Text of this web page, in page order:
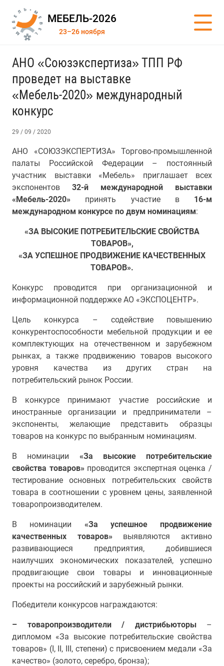
МЕБЕЛЬ-2026
23–26 ноября
АНО «Союзэкспертиза» ТПП РФ
проведет на выставке
«Мебель-2020» международный
конкурс
29 / 09 / 2020
АНО «СОЮЗЭКСПЕРТИЗА» Торгово-промышленной
палаты Российской Федерации – постоянный
участник выставки «Мебель» приглашает всех
экспонентов 32-й международной выставки
«Мебель-2020» принять участие в 16-м
международном конкурсе по двум номинациям:
«ЗА ВЫСОКИЕ ПОТРЕБИТЕЛЬСКИЕ СВОЙСТВА
ТОВАРОВ»,
«ЗА УСПЕШНОЕ ПРОДВИЖЕНИЕ КАЧЕСТВЕННЫХ
ТОВАРОВ».
Конкурс проводится при организационной и
информационной поддержке АО «ЭКСПОЦЕНТР».
Цель конкурса – содействие повышению
конкурентоспособности мебельной продукции и ее
комплектующих на отечественном и зарубежном
рынках, а также продвижению товаров высокого
уровня качества из других стран на
потребительский рынок России.
В конкурсе принимают участие российские и
иностранные организации и предприниматели –
экспоненты, желающие представить образцы
товаров на конкурс по выбранным номинациям.
В номинации «За высокие потребительские
свойства товаров»проводится экспертная оценка /
тестирование основных потребительских свойств
товара в соотношении с уровнем цены, заявленной
товаропроизводителем.
В номинации «За успешное продвижение
качественных товаров»выявляются активно
развивающиеся предприятия, добившиеся
наилучших экономических показателей, успешно
продвигающие свои товары и инновационные
проекты на российский и зарубежный рынки.
Победители конкурсов награждаются:
– товаропроизводители / дистрибьюторы–
дипломом «За высокие потребительские свойства
товаров» (I, II, III, степени) с присвоением медали «За
качество» (золото, серебро, бронза);